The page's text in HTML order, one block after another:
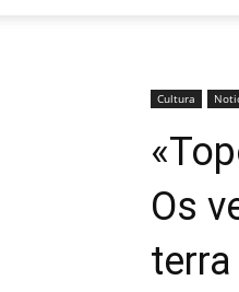
Cultura
Os
terra